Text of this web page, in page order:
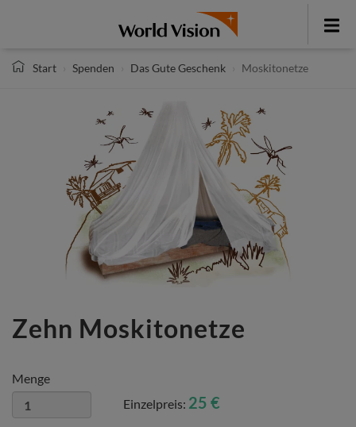
Toggle
Start
Spenden Das Gute Geschenk Moskitonetze
Zehn Moskitonetze
Einzelpreis: 25 €
Menge